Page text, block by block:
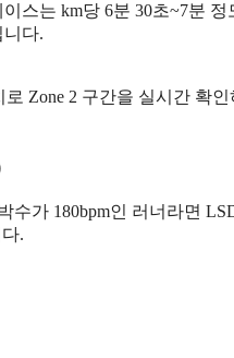
스는 km당 6분 30초~7분
다.
Zone 2 구간을 실시간 확
가 180bpm인 러너라면
.